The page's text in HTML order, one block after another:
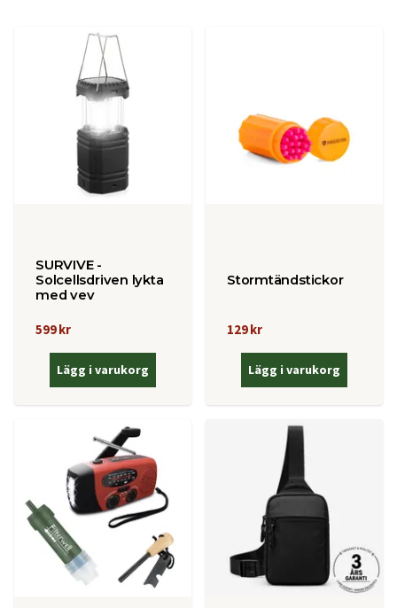
SURVIVE -
Solcellsdriven lykta
med vev
599 kr
Lägg i varukorg
Stormtändstickor
129 kr
Lägg i varukorg